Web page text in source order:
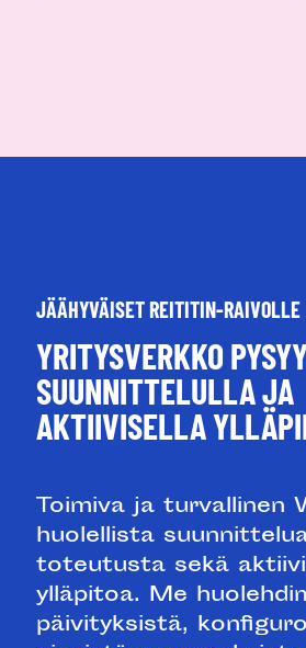
JÄÄHYVÄISET REITITIN-RAIVOLLE
YRITYSVERKKO
SUUNNITTELULLA JA
AKTIIVISELLA
Toimiva ja turvallinen
huolellista
toteutusta sekä
ylläpitoa. Me
päivityksistä,